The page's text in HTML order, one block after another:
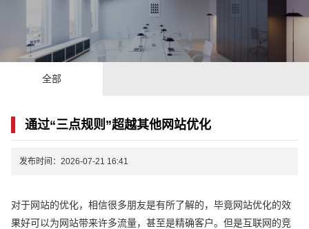
全部
通过“三点规则”超越其他网站优化
发布时间：2026-07-21 16:41
对于网站的优化，相信很多朋友是有所了解的，毕竟网站优化的效
果好可以为网站带来许多流量，甚至是精确客户。但是互联网的竞